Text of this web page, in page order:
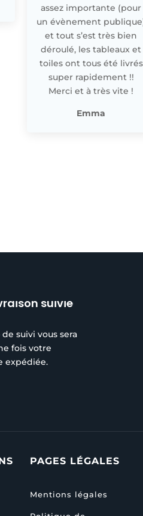
assez importante (pour
un évènement
et tout s’est très bien
déroulé, les tableaux et
toiles ont tous été livrés
super rapidement !!
Merci et à très vite !
Emma
suivie
suivi vous sera
fois votre
expédiée.
PAGES LÉGALES
Mentions légales